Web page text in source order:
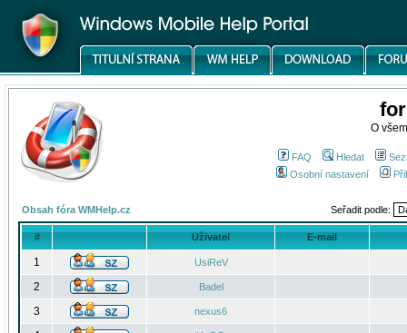
O
FAQ Hledat
Osobní nastavení
Obsah fóra WMHelp.cz Seřadit podle:
# Uživatel E-mail
1 UsiReV
2 Badel
3 nexus6